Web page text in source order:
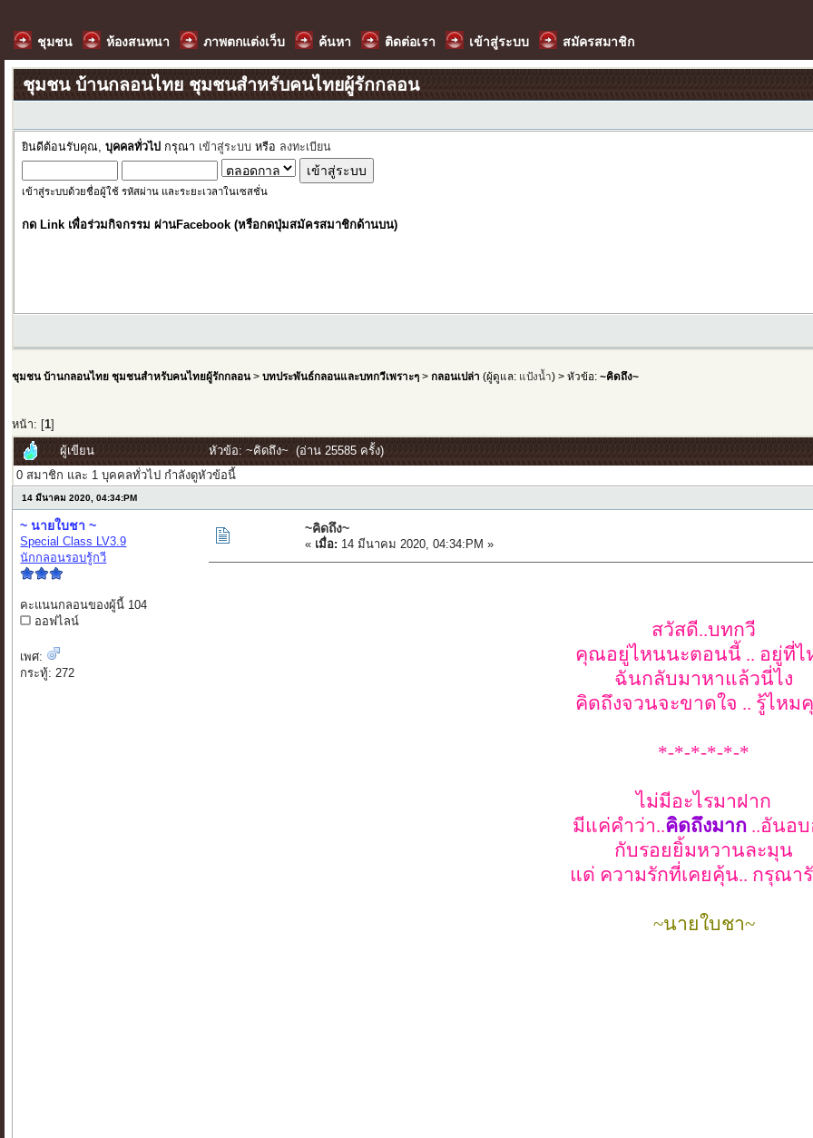
ชุมชน ห้องสนทนา ภาพตกแต่งเว็บ ค้นหา ติดต่อเรา เข้าสู่ระบบ สมัครสมาชิก
ชุมชน บ้านกลอนไทย ชุมชนสำหรับคนไทยผู้รักกลอน
ยินดีต้อนรับคุณ,บุคคลทั่วไป กรุณา เข้าสู่ระบบ หรือ ลงทะเบียน
เข้าสู่ระบบด้วยชื่อผู้ใช้ รหัสผ่าน และระยะเวลาในเซสชั่น
กด Link เพื่อร่วมกิจกรรม ผ่านFacebook (หรือกดปุ่มสมัครสมาชิกด้านบน)
ชุมชน บ้านกลอนไทย ชุมชนสำหรับคนไทยผู้รักกลอน >บทประพันธ์กลอนและบทกวีเพราะๆ >กลอนเปล่า (ผู้ดูแล: แป้งน้ำ) > หัวข้อ:~คิดถึง~
หน้า: [1
ผู้เขียน
หัวข้อ: ~คิดถึง~ (อ่าน 25585 ครั้ง)
0 สมาชิก และ 1 บุคคลทั่วไป กำลังดูหัวข้อนี้
14 มีนาคม 2020, 04:34:PM
~ นายใบชา ~
Special Class LV3.9
นักกลอนรอบรู้กวี
คะแนนกลอนของผู้นี้ 104
ออฟไลน์
เพศ:
กระทู้: 272
~คิดถึง~
« เมื่อ: 14 มีนาคม 2020, 04:34:PM »
สวัสดี..บทกวี
คุณอยู่ไหนนะตอนนี้ .. อยู่ที่ไ
ฉันกลับมาหาแล้วนี่ไง
คิดถึงจวนจะขาดใจ .. รู้ไหม
*-*-*-*-*-*
ไม่มีอะไรมาฝาก
มีแค่คำว่า..คิดถึงมาก..อันอ
กับรอยยิ้มหวานละมุน
แด่ ความรักที่เคยคุ้น.. กรุณา
~นายใบชา~